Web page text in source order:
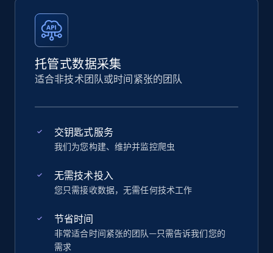
托管式数据采集
适合非技术团队或时间紧张的团队
交钥匙式服务
我们为您构建、维护并监控爬虫
无需技术投入
您只需接收数据，无需任何技术工作
节省时间
非常适合时间紧张的团队—只需告诉我们您的
需求